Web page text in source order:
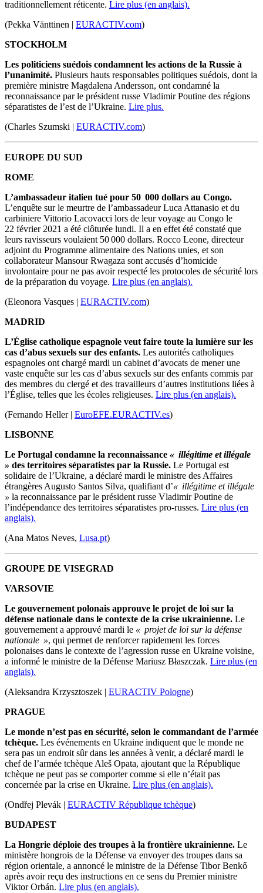
traditionnellement réticente. Lire plus (en anglais).
(Pekka Vänttinen | EURACTIV.com)
STOCKHOLM
Les politiciens suédois condamnent les actions de la Russie à
l’unanimité. Plusieurs hauts responsables politiques suédois, dont la
première ministre Magdalena Andersson, ont condamné la
reconnaissance par le président russe Vladimir Poutine des régions
séparatistes de l’est de l’Ukraine. Lire plus.
(Charles Szumski | EURACTIV.com)
EUROPE DU SUD
ROME
L’ambassadeur italien tué pour 50 000 dollars au Congo.
L’enquête sur le meurtre de l’ambassadeur Luca Attanasio et du
carbiniere Vittorio Lacovacci lors de leur voyage au Congo le
22 février 2021 a été clôturée lundi. Il a en effet été constaté que
leurs ravisseurs voulaient 50 000 dollars. Rocco Leone, directeur
adjoint du Programme alimentaire des Nations unies, et son
collaborateur Mansour Rwagaza sont accusés d’homicide
involontaire pour ne pas avoir respecté les protocoles de sécurité lors
de la préparation du voyage. Lire plus (en anglais).
(Eleonora Vasques | EURACTIV.com)
MADRID
L’Église catholique espagnole veut faire toute la lumière sur les
cas d’abus sexuels sur des enfants. Les autorités catholiques
espagnoles ont chargé mardi un cabinet d’avocats de mener une
vaste enquête sur les cas d’abus sexuels sur des enfants commis par
des membres du clergé et des travailleurs d’autres institutions liées à
l’Église, telles que les écoles religieuses. Lire plus (en anglais).
(Fernando Heller | EuroEFE.EURACTIV.es)
LISBONNE
Le Portugal condamne la reconnaissance « illégitime et illégale
» des territoires séparatistes par la Russie. Le Portugal est
solidaire de l’Ukraine, a déclaré mardi le ministre des Affaires
étrangères Augusto Santos Silva, qualifiant d’« illégitime et illégale
» la reconnaissance par le président russe Vladimir Poutine de
l’indépendance des territoires séparatistes pro-russes. Lire plus (en
anglais).
(Ana Matos Neves, Lusa.pt)
GROUPE DE VISEGRAD
VARSOVIE
Le gouvernement polonais approuve le projet de loi sur la
défense nationale dans le contexte de la crise ukrainienne. Le
gouvernement a approuvé mardi le « projet de loi sur la défense
nationale », qui permet de renforcer rapidement les forces
polonaises dans le contexte de l’agression russe en Ukraine voisine,
a informé le ministre de la Défense Mariusz Błaszczak. Lire plus (en
anglais).
(Aleksandra Krzysztoszek | EURACTIV Pologne)
PRAGUE
Le monde n’est pas en sécurité, selon le commandant de l’armée
tchèque. Les événements en Ukraine indiquent que le monde ne
sera pas un endroit sûr dans les années à venir, a déclaré mardi le
chef de l’armée tchèque Aleš Opata, ajoutant que la République
tchèque ne peut pas se comporter comme si elle n’était pas
concernée par la crise en Ukraine. Lire plus (en anglais).
(Ondřej Plevák | EURACTIV République tchèque)
BUDAPEST
La Hongrie déploie des troupes à la frontière ukrainienne. Le
ministère hongrois de la Défense va envoyer des troupes dans sa
région orientale, a annoncé le ministre de la Défense Tibor Benkő
après avoir reçu des instructions en ce sens du Premier ministre
Viktor Orbán. Lire plus (en anglais).